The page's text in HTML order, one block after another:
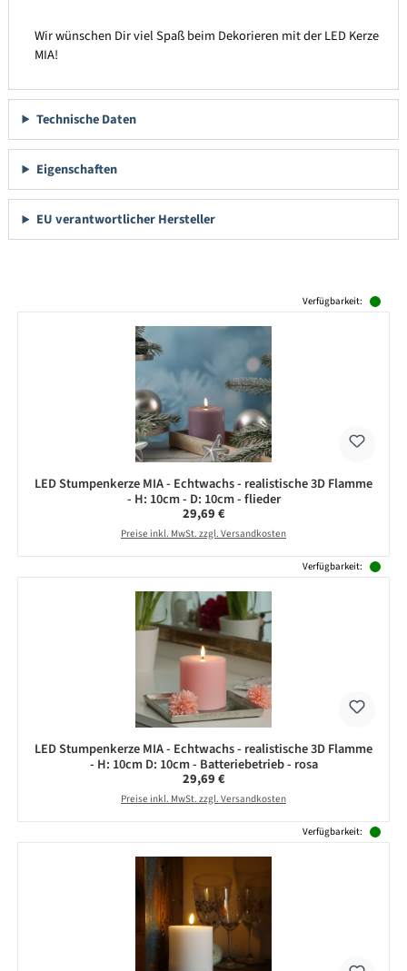
Wir wünschen Dir viel Spaß beim Dekorieren mit der LED Kerze
MIA!
Technische Daten
Eigenschaften
EU verantwortlicher Hersteller
Verfügbarkeit:
LED Stumpenkerze MIA - Echtwachs - realistische 3D Flamme
- H: 10cm - D: 10cm - flieder
Regulärer Preis:
29,69 €
Preise inkl. MwSt. zzgl. Versandkosten
Verfügbarkeit:
LED Stumpenkerze MIA - Echtwachs - realistische 3D Flamme
- H: 10cm D: 10cm - Batteriebetrieb - rosa
Regulärer Preis:
29,69 €
Preise inkl. MwSt. zzgl. Versandkosten
Verfügbarkeit: